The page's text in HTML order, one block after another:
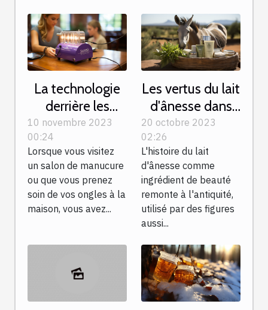
La technologie
derrière les
ponceuses à
Comment ça
marche?
10 novembre 2023
00:24
Lorsque vous visitez
un salon de manucure
ou que vous prenez
soin de vos ongles à la
maison, vous avez...
Les vertus du lait
d'ânesse dans
les produits de
20 octobre 2023
02:26
L'histoire du lait
d'ânesse comme
ingrédient de beauté
remonte à l'antiquité,
utilisé par des figures
aussi...